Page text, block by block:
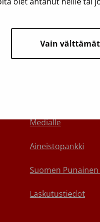
Vain
Tietoa
Medialle
Aineistopankki
Suomen Punainen
Laskutustiedot